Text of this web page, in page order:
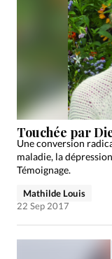
Touchée par
Une conversion
maladie, la
Témoignage.
Mathilde Louis
22 Sep 2017